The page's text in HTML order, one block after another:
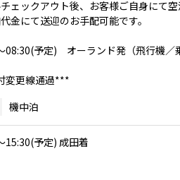
ェックアウト後、お客様ご自身にて
金にて送迎のお手配可能です。
08:30(予定) オーランド発（飛行機／
変更線通過***
機中泊
15:30(予定) 成田着